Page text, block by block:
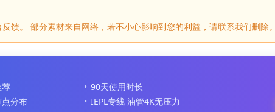
馈。 部分素材来自网络，若不小心影响到您的利益，请联系我们删除。
荐
90天使用时长
分布
IEPL专线 油管4K无压力